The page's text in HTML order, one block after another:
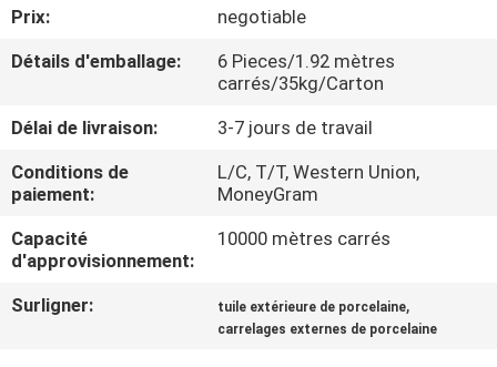
VISITE
DE
CONTRÔLE
DE
LA
QUALITÉ
Prix:
negotiable
Détails d'emballage:
6 Pieces/1.92 mètres
carrés/35kg/Carton
Délai de livraison:
3-7 jours de travail
Conditions de
paiement:
L/C, T/T, Western Union,
MoneyGram
Capacité
d'approvisionnement:
10000 mètres carrés
Surligner: tuile extérieure de porcelaine,
carrelages externes de porcelaine